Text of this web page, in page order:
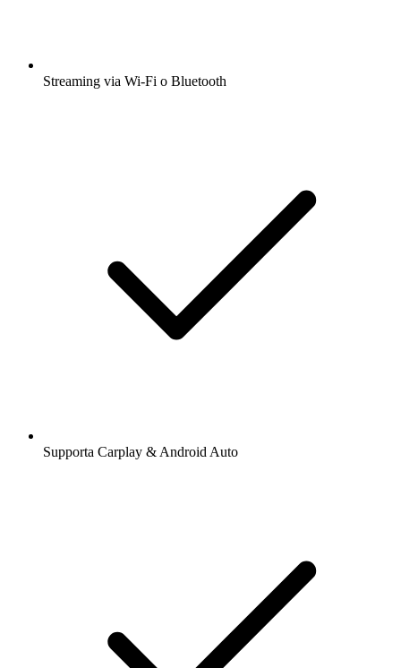
Streaming via Wi-Fi o Bluetooth
Supporta Carplay & Android Auto